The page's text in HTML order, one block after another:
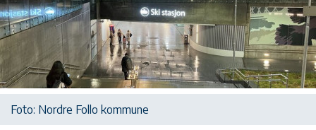
Foto: Nordre Follo kommune